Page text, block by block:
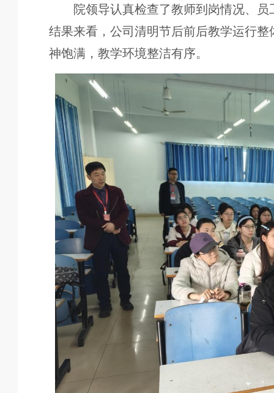
院领导认真检查了教师到岗情况、
结果来看，公司清明节后前后教学运行
神饱满，教学环境整洁有序。